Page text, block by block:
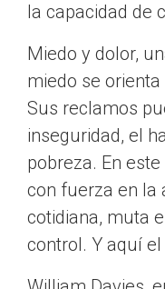
la capacidad de
Miedo y dolor,
miedo se
Sus reclamos
inseguridad, el
pobreza. En
con fuerza en la
cotidiana, muta
control. Y aquí